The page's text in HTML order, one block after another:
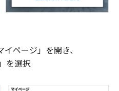
ページ」を開き、
を選択